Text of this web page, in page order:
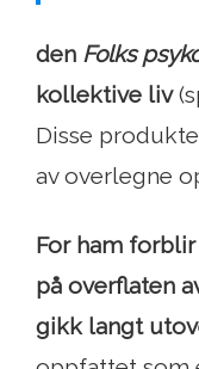
den Folks
kollektive liv
Disse
av overlegne
For ham
på overflaten
gikk langt